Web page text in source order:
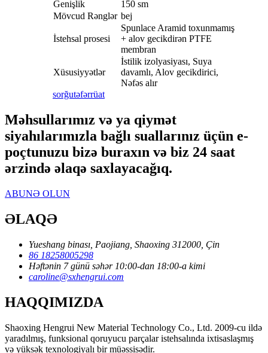
Genişlik
150 sm
Mövcud Rənglər bej
İstehsal prosesi
Spunlace Aramid toxunmamış
+ alov gecikdirən PTFE
membran
Xüsusiyyətlər
İstilik izolyasiyası, Suya
davamlı, Alov gecikdirici,
Nəfəs alır
sorğutəfərrüat
Məhsullarımız və ya qiymət
siyahılarımızla bağlı suallarınız üçün e-
poçtunuzu bizə buraxın və biz 24 saat
ərzində əlaqə saxlayacağıq.
ABUNƏ OLUN
ƏLAQƏ
Yueshang binası, Paojiang, Shaoxing 312000, Çin
86 18258005298
Həftənin 7 günü səhər 10:00-dan 18:00-a kimi
caroline@sxhengrui.com
HAQQIMIZDA
Shaoxing Hengrui New Material Technology Co., Ltd. 2009-cu ildə
yaradılmış, funksional qoruyucu parçalar istehsalında ixtisaslaşmış
və yüksək texnologiyalı bir müəssisədir.